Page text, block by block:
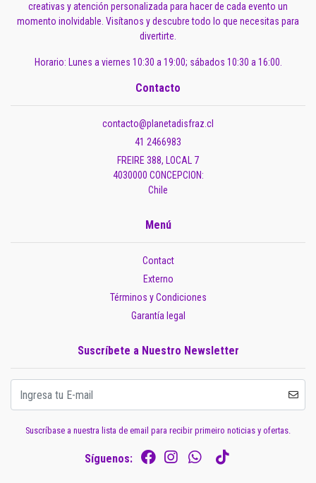
creativas y atención personalizada para hacer de cada evento un
momento inolvidable. Visítanos y descubre todo lo que necesitas para
divertirte.
Horario: Lunes a viernes 10:30 a 19:00; sábados 10:30 a 16:00.
Contacto
contacto@planetadisfraz.cl
41 2466983
FREIRE 388, LOCAL 7
4030000 CONCEPCION:
Chile
Menú
Contact
Externo
Términos y Condiciones
Garantía legal
Suscríbete a Nuestro Newsletter
Suscríbase a nuestra lista de email para recibir primeiro noticias y ofertas.
Síguenos: